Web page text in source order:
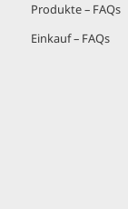
Produkte – FAQs
Einkauf – FAQs